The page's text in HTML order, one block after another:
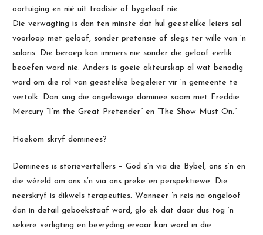
oortuiging en nié uit tradisie of bygeloof nie.
Die verwagting is dan ten minste dat hul geestelike leiers sal
voorloop met geloof, sonder pretensie of slegs ter wille van ’n
salaris. Die beroep kan immers nie sonder die geloof eerlik
beoefen word nie. Anders is goeie akteurskap al wat benodig
word om die rol van geestelike begeleier vir ’n gemeente te
vertolk. Dan sing die ongelowige dominee saam met Freddie
Mercury “I’m the Great Pretender” en “The Show Must On.”
Hoekom skryf dominees?
Dominees is storievertellers – God s’n via die Bybel, ons s’n en
die wêreld om ons s’n via ons preke en perspektiewe. Die
neerskryf is dikwels terapeuties. Wanneer ’n reis na ongeloof
dan in detail geboekstaaf word, glo ek dat daar dus tog ’n
sekere verligting en bevryding ervaar kan word in die